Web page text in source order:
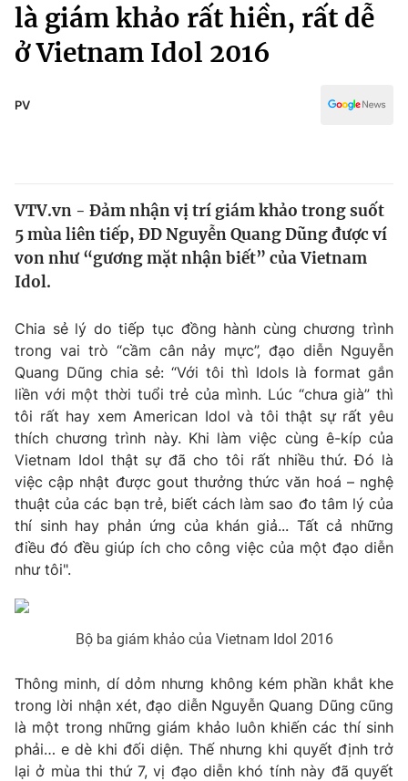
Chính trị
Xã hội
Pháp luật
Thế giới
Tin tức
Thế giới đó đây
Câu chuyện quốc tế
Kinh tế
Thị trường
Góc doanh nghiệp
Dữ liệu và đời sống
Truyền hình
Phim VTV
Hậu trường
Nhân vật
Khán giả
Giải sao mai
Giải trí
Điện ảnh
Âm nhạc
Sao
Đời sống
Du lịch
Làm đẹp
Giáo dục
Tuyển sinh
Học trực tuyến
Thị trường
Tư vấn
Giao lưu trực tuyến
Lịch phát sóng
Chuyên mục khác
Truyền hình
Văn hóa - Giải trí
là giám khảo rất hiền, rất dễ
ở Vietnam Idol 2016
PV
VTV.vn - Đảm nhận vị trí giám khảo trong suốt
5 mùa liên tiếp, ĐD Nguyễn Quang Dũng được ví
von như “gương mặt nhận biết” của Vietnam
Idol.
Chia sẻ lý do tiếp tục đồng hành cùng chương trình
trong vai trò “cầm cân nảy mực”, đạo diễn Nguyễn
Quang Dũng chia sẻ: “Với tôi thì Idols là format gắn
liền với một thời tuổi trẻ của mình. Lúc “chưa già” thì
tôi rất hay xem American Idol và tôi thật sự rất yêu
thích chương trình này. Khi làm việc cùng ê-kíp của
Vietnam Idol thật sự đã cho tôi rất nhiều thứ. Đó là
việc cập nhật được gout thưởng thức văn hoá – nghệ
thuật của các bạn trẻ, biết cách làm sao đo tâm lý của
thí sinh hay phản ứng của khán giả... Tất cả những
điều đó đều giúp ích cho công việc của một đạo diễn
như tôi".
Bộ ba giám khảo của Vietnam Idol 2016
Thông minh, dí dỏm nhưng không kém phần khắt khe
trong lời nhận xét, đạo diễn Nguyễn Quang Dũng cũng
là một trong những giám khảo luôn khiến các thí sinh
phải… e dè khi đối diện. Thế nhưng khi quyết định trở
lại ở mùa thi thứ 7, vị đạo diễn khó tính này đã quyết